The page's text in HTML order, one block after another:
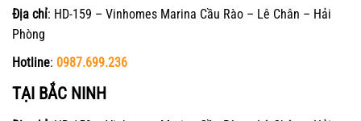
Địa chỉ: HD-159 – Vinhomes Marina Cầu Rào – Lê Chân – Hải
Phòng
Hotline: 0987.699.236
TẠI BẮC NINH